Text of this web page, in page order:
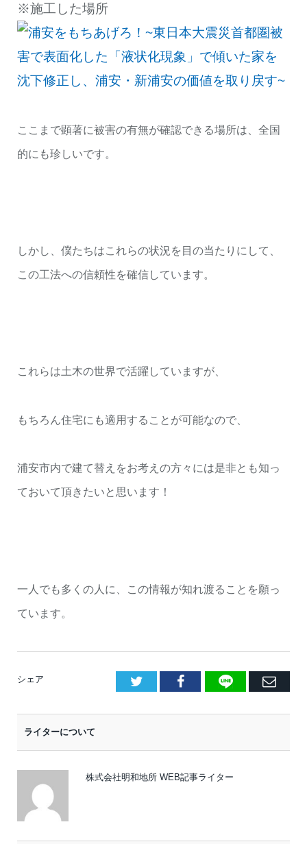
※施工した場所
ここまで顕著に被害の有無が確認できる場所は、全国
的にも珍しいです。
しかし、僕たちはこれらの状況を目の当たりにして、
この工法への信頼性を確信しています。
これらは土木の世界で活躍していますが、
もちろん住宅にも適用することが可能なので、
浦安市内で建て替えをお考えの方々には是非とも知っ
ておいて頂きたいと思います！
一人でも多くの人に、この情報が知れ渡ることを願っ
ています。
シェア Facebook
LINE
E
ライターについて
株式会社明和地所 WEB記事ライター